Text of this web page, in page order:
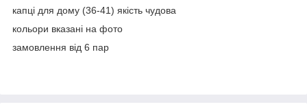
капці для дому (36-41) якість чудова
кольори вказані на фото
замовлення від 6 пар